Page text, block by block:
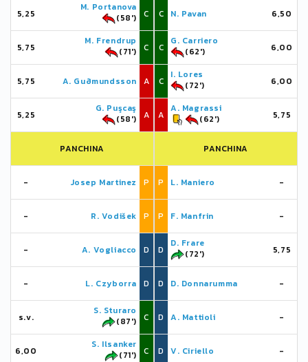
5,25
M. Portanova
(58')
C
5,75
M. Frendrup
(71')
C
5,75 A. Guðmundsson A
5,25
G. Puşcaş
(58')
A
PANCHINA
- Josep Martinez P
- R. Vodišek P
- A. Vogliacco D
- L. Czyborra D
s.v.
S. Sturaro
(87')
C
6,00
S. Ilsanker
(71')
C
C N. Pavan 6,50
C
G. Carriero
(62')
6,00
C
I. Lores
(72')
6,00
A
A. Magrassi
(62')
5,75
PANCHINA
P L. Maniero -
P F. Manfrin -
D
D. Frare
(72')
5,75
D D. Donnarumma -
D A. Mattioli -
D V. Ciriello -